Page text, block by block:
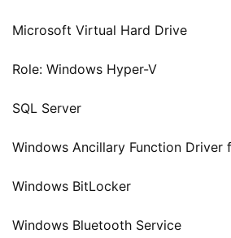
Microsoft Virtual Hard Drive
Role: Windows Hyper-V
SQL Server
Windows Ancillary Function Driver
Windows BitLocker
Windows Bluetooth Service